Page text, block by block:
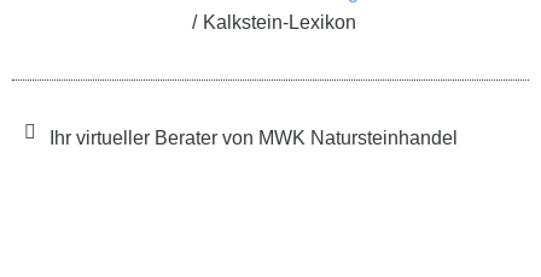
Kalkstein-Lexikon
Ihr virtueller Berater von MWK Natursteinhandel